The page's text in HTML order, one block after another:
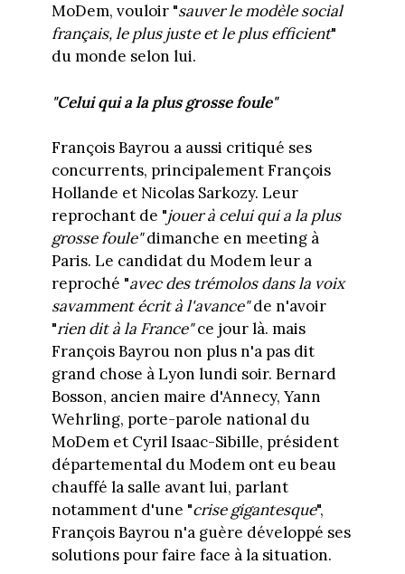
MoDem, vouloir "sauver le modèle social
français, le plus juste et le plus efficient"
du monde selon lui.
"Celui qui a la plus grosse foule"
François Bayrou a aussi critiqué ses
concurrents, principalement François
Hollande et Nicolas Sarkozy. Leur
reprochant de "jouer à celui qui a la plus
grosse foule"dimanche en meeting à
Paris. Le candidat du Modem leur a
reproché "avec des trémolos dans la voix
savamment écrit à l'avance"de n'avoir
"rien dit à la France"ce jour là. mais
François Bayrou non plus n'a pas dit
grand chose à Lyon lundi soir. Bernard
Bosson, ancien maire d'Annecy, Yann
Wehrling, porte-parole national du
MoDem et Cyril Isaac-Sibille, président
départemental du Modem ont eu beau
chauffé la salle avant lui, parlant
notamment d'une "crise gigantesque",
François Bayrou n'a guère développé ses
solutions pour faire face à la situation.